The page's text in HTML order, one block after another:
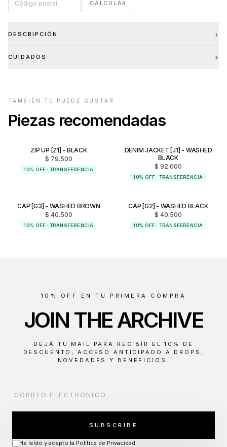
CALCULAR
DESCRIPCIÓN +
CUIDADOS +
TAMBIÉN TE PUEDE GUSTAR
Piezas recomendadas
NUEVO INGRESO
ZIP UP [Z1] - BLACK
$ 79.500
10% OFF · TRANSFERENCIA
NUEVO INGRESO
DENIM JACKET [J1] - WASHED
BLACK
$ 92.000
10% OFF · TRANSFERENCIA
NUEVO INGRESO
CAP [G3] - WASHED BROWN
$ 40.500
10% OFF · TRANSFERENCIA
NUEVO INGRESO
CAP [G2] - WASHED BLACK
$ 40.500
10% OFF · TRANSFERENCIA
10% OFF EN TU PRIMERA COMPRA
JOIN THE ARCHIVE
DEJÁ TU MAIL PARA RECIBIR EL 10% DE
DESCUENTO, ACCESO ANTICIPADO A DROPS,
NOVEDADES Y BENEFICIOS.
SUBSCRIBE
He leído y acepto la Política de Privacidad